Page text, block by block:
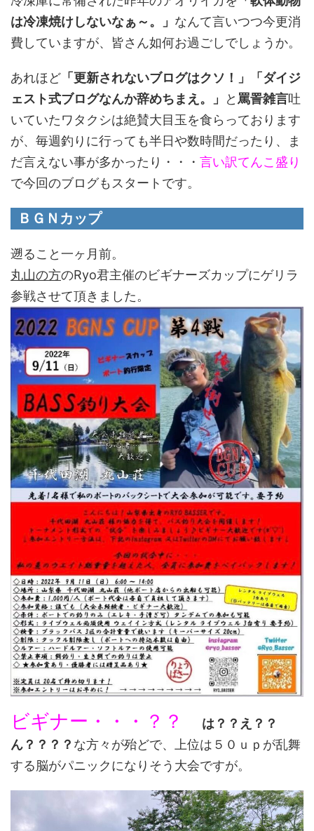
は冷凍焼けしないなぁ～。」 なんて言いつつ今更消
費していますが、皆さん如何お過ごしでしょうか。
あれほど 「更新されないブログはクソ！」「ダイジ
ェスト式ブログなんか辞めちまえ。」
と 罵詈雑言吐
いていたワタクシは絶賛大目玉を食らっております
が、毎週釣りに行っても半日や数時間だったり、ま
だ言えない事が多かったり・・・ 言い訳てんこ盛り
で今回のブログもスタートです。
ＢＧＮカップ
遡ること一ヶ月前。
丸山の方のRyo君主催のビギナーズカップにゲリラ
参戦させて頂きました。
ビギナー・・・？？
は？？え？？
ん？？？？ な方々が殆どで、上位は５０ｕｐが乱舞
する脳がパニックになりそう大会ですが。